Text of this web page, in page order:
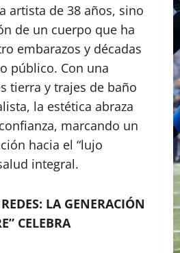
artista de 38 años, sino
de un cuerpo que ha
embarazos y décadas
público. Con una
tierra y trajes de baño
la estética abraza
marcando un
hacia el “lujo
integral.
LA GENERACIÓN
CELEBRA